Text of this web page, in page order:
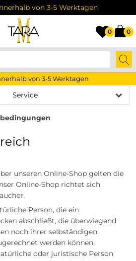
von 3-5 Werktagen
0 0
von 3-5 Werktagen
Service
unseren Online-Shop gelten die
Online-Shop richtet sich
Person, die ein
abschließt, die überwiegend
noch ihrer selbständigen
werden können.
oder juristische Person